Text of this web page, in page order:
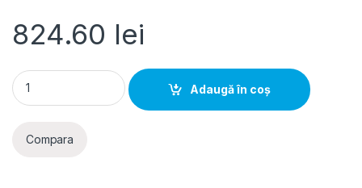
824.60 lei
Dispozitiv protecție arc electric AFDD 1P+N 10A curbă C
Adaugă în coș
Compara